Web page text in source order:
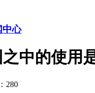
中心
中的使用
280